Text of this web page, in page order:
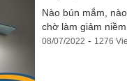
Nào bún mắm,
chờ làm giảm
08/07/2022 - 1276